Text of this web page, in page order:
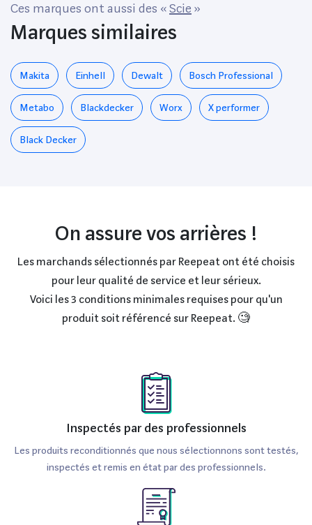
Ces marques ont aussi des «Scie »
Marques similaires
Makita Einhell Dewalt Bosch Professional
Metabo Blackdecker Worx X performer
Black Decker
On assure vos arrières !
Les marchands sélectionnés par Reepeat ont été choisis
pour leur qualité de service et leur sérieux.
Voici les 3 conditions minimales requises pour qu'un
produit soit référencé sur Reepeat. 🧐
Inspectés par des professionnels
Les produits reconditionnés que nous sélectionnons sont testés,
inspectés et remis en état par des professionnels.